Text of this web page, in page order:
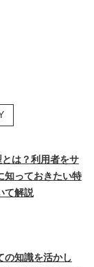
は？利用者をサ
知っておきたい特
て解説
の知識を活かし